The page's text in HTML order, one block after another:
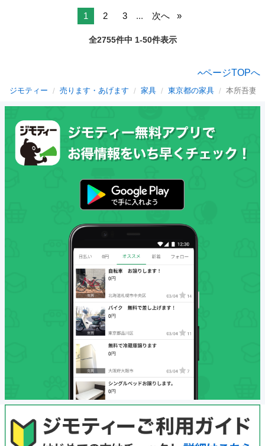
1 2 3 ... 次へ
全2755件中 1-50件表示
ページTOPへ
ジモティー 売ります・あげます 家具 東京都の家具 本所吾妻